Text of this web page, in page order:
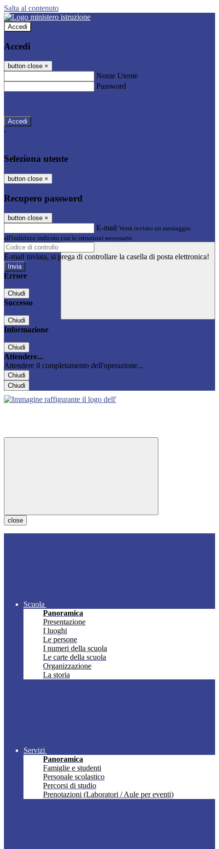
Salta al contenuto
Accedi
Accedi
button close ×
Nome Utente
Password
-
Seleziona utente
button close ×
Recupero password
button close ×
E-mail Verrà inviato un messaggio
all'indirizzo indicato con le istruzioni necessarie.
E-mail inviata, si prega di controllare la casella di posta elettronica!
Errore
Chiudi
Successo
Chiudi
Informazione
Chiudi
Attendere...
Attendere il completamento dell'operazione...
Chiudi
Chiudi
close
Scuola
Panoramica
Presentazione
I luoghi
Le persone
I numeri della scuola
Le carte della scuola
Organizzazione
La storia
Servizi
Panoramica
Famiglie e studenti
Personale scolastico
Percorsi di studio
Prenotazioni (Laboratori / Aule per eventi)